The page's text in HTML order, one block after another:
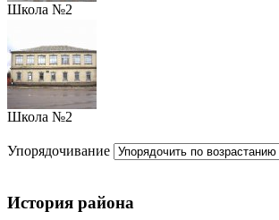
Школа №2
Школа №2
Упорядочивание
История района